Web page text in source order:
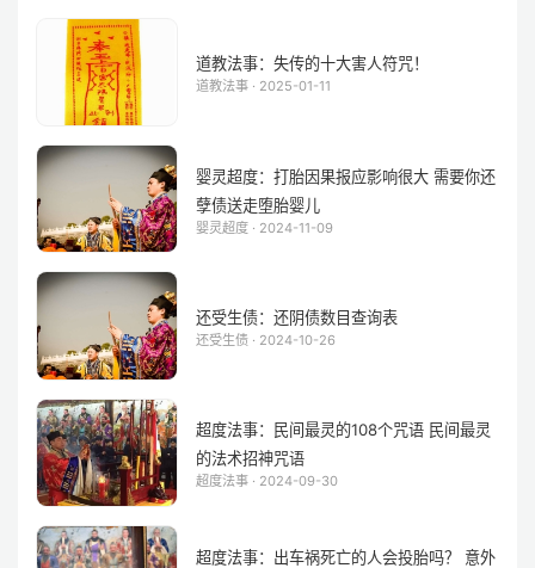
道教法事：失传的十大害人符咒！
道教法事 · 2025-01-11
婴灵超度：打胎因果报应影响很大 需要你还
孽债送走堕胎婴儿
婴灵超度 · 2024-11-09
还受生债：还阴债数目查询表
还受生债 · 2024-10-26
超度法事：民间最灵的108个咒语 民间最灵
的法术招神咒语
超度法事 · 2024-09-30
超度法事：出车祸死亡的人会投胎吗？ 意外